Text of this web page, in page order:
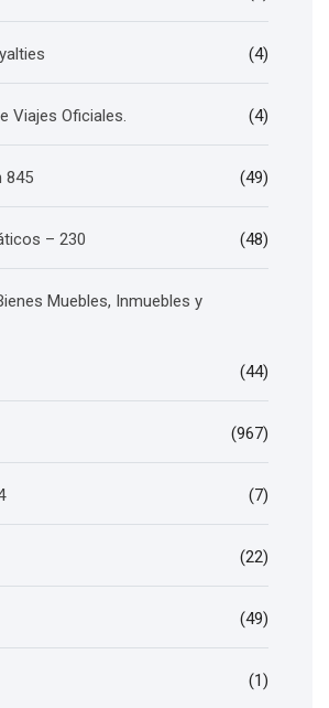
(4)
Viajes Oficiales. (4)
845 (49)
– 230 (48)
Muebles, Inmuebles y
(44)
(967)
(7)
(22)
(49)
(1)